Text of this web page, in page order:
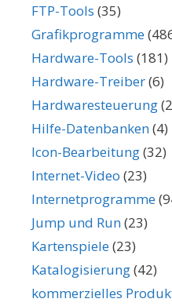
FTP-Tools (35)
Grafikprogramme
Hardware-Tools (181)
Hardware-Treiber(6)
Hardwaresteuerung
Hilfe-Datenbanken(4)
Icon-Bearbeitung(32)
Internet-Video (23)
Internetprogramme
Jump und Run(23)
Kartenspiele(23)
Katalogisierung(42)
kommerzielles